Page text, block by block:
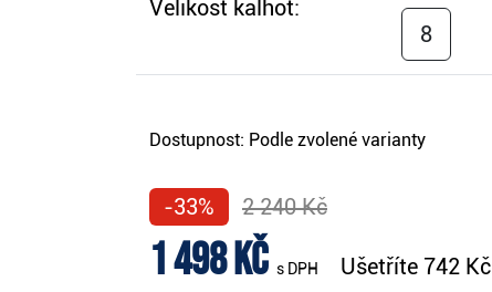
Velikost kalhot:
8
Dostupnost: Podle zvolené varianty
-33% 2 240 Kč
1 498 Kč s DPH Ušetříte 742 Kč